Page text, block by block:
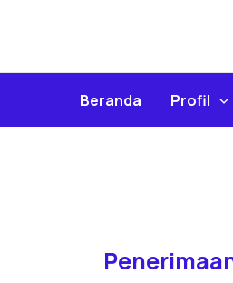
Beranda Profil